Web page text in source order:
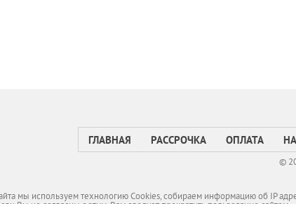
ГЛАВНАЯ РАССРОЧКА ОПЛАТА
©
мы используем технологию Cookies, собираем информацию об IP